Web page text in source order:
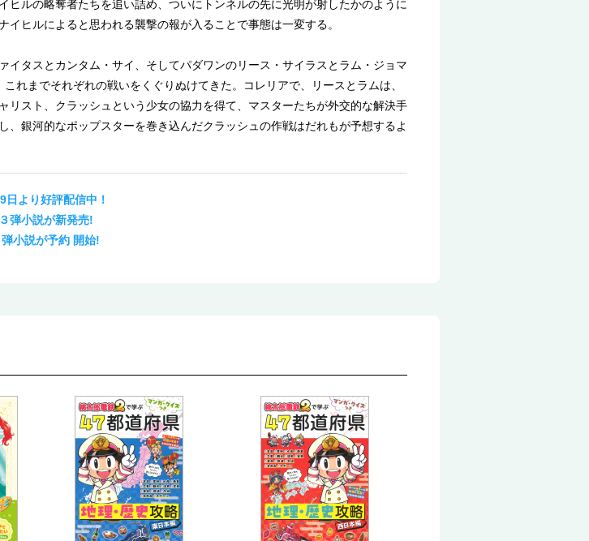
ルの略奪者たちを追い詰め、ついにトンネルの先に光明が射したかのように
ヒルによると思われる襲撃の報が入ることで事態は一変する。
タスとカンタム・サイ、そしてパダワンのリース・サイラスとラム・ジョマ
れまでそれぞれの戦いをくぐりぬけてきた。コレリアで、リースとラムは、
スト、クラッシュという少女の協力を得て、マスターたちが外交的な解決手
銀河的なポップスターを巻き込んだクラッシュの作戦はだれもが予想するよ
より好評配信中！
弾小説が新発売!
小説が予約 開始!